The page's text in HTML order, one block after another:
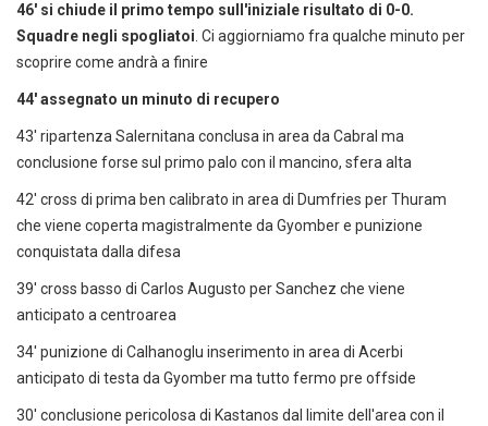
46' si chiude il primo tempo sull'iniziale risultato di 0-0.
Squadre negli spogliatoi. Ci aggiorniamo fra qualche minuto per
scoprire come andrà a finire
44' assegnato un minuto di recupero
43' ripartenza Salernitana conclusa in area da Cabral ma
conclusione forse sul primo palo con il mancino, sfera alta
42' cross di prima ben calibrato in area di Dumfries per Thuram
che viene coperta magistralmente da Gyomber e punizione
conquistata dalla difesa
39' cross basso di Carlos Augusto per Sanchez che viene
anticipato a centroarea
34' punizione di Calhanoglu inserimento in area di Acerbi
anticipato di testa da Gyomber ma tutto fermo pre offside
30' conclusione pericolosa di Kastanos dal limite dell'area con il